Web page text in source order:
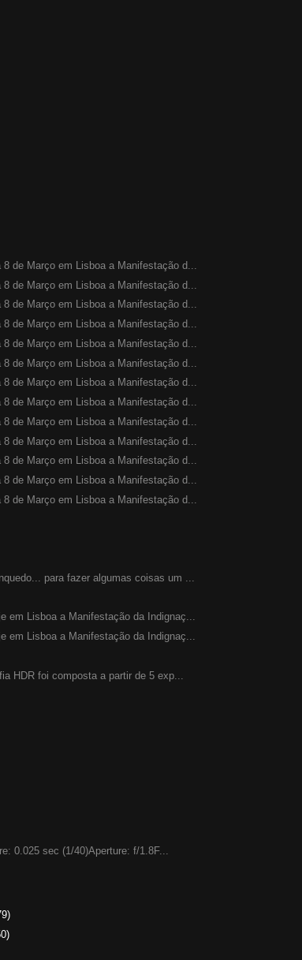
8 de Março em Lisboa a Manifestação d...
8 de Março em Lisboa a Manifestação d...
8 de Março em Lisboa a Manifestação d...
8 de Março em Lisboa a Manifestação d...
8 de Março em Lisboa a Manifestação d...
8 de Março em Lisboa a Manifestação d...
8 de Março em Lisboa a Manifestação d...
8 de Março em Lisboa a Manifestação d...
8 de Março em Lisboa a Manifestação d...
8 de Março em Lisboa a Manifestação d...
8 de Março em Lisboa a Manifestação d...
8 de Março em Lisboa a Manifestação d...
8 de Março em Lisboa a Manifestação d...
para fazer algumas coisas um ...
em Lisboa a Manifestação da Indignaç...
em Lisboa a Manifestação da Indignaç...
HDR foi composta a partir de 5 exp...
0.025 sec (1/40)Aperture: f/1.8F...